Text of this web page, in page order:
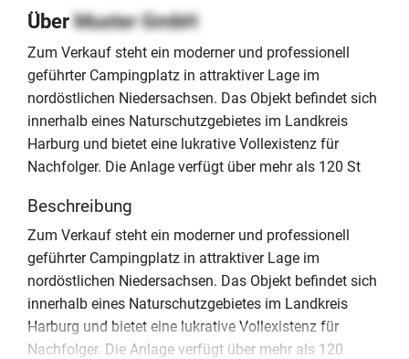
ÜberMuster GmbH
Zum Verkauf steht ein moderner und professionell
geführter Campingplatz in attraktiver Lage im
nordöstlichen Niedersachsen. Das Objekt befindet sich
innerhalb eines Naturschutzgebietes im Landkreis
Harburg und bietet eine lukrative Vollexistenz für
Nachfolger. Die Anlage verfügt über mehr als 120 St
Beschreibung
Zum Verkauf steht ein moderner und professionell
geführter Campingplatz in attraktiver Lage im
nordöstlichen Niedersachsen. Das Objekt befindet sich
innerhalb eines Naturschutzgebietes im Landkreis
Harburg und bietet eine lukrative Vollexistenz für
Nachfolger. Die Anlage verfügt über mehr als 120